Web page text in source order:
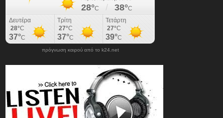
πρόγνωση καιρού από το k24.net